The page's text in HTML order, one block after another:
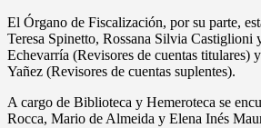
El Órgano de Fiscalización, por su parte,
Teresa Spinetto, Rossana Silvia Castiglioni
Echevarría (Revisores de cuentas titulares)
Yañez (Revisores de cuentas suplentes).
A cargo de Biblioteca y Hemeroteca se
Rocca, Mario de Almeida y Elena Inés